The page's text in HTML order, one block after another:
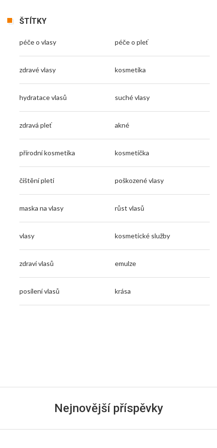
ŠTÍTKY
péče o vlasy péče o pleť
zdravé vlasy kosmetika
hydratace vlasů suché vlasy
zdravá pleť akné
přírodní kosmetika kosmetička
čištění pleti poškozené vlasy
maska na vlasy růst vlasů
vlasy kosmetické služby
zdraví vlasů emulze
posílení vlasů krása
Nejnovější příspěvky